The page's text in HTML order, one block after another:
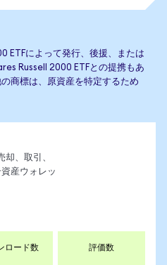
ETFによって発行、後援、または
Russell 2000 ETFとの提携もあ
商標は、原資産を特定するため
、取引、
産ウォレッ
ロード数 評価数